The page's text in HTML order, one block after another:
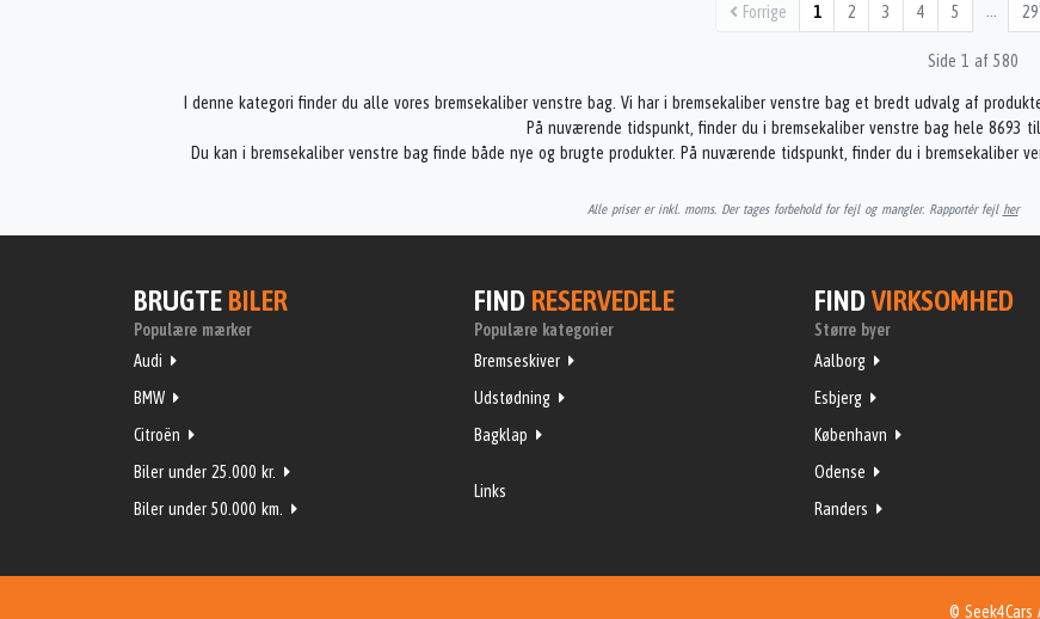
Forrige 1 2 3 4 5
Side 1 af 580
I denne kategori finder du alle vores bremsekaliber venstre bag. Vi har i bremsekaliber venstre bag et bredt udvalg af
På nuværende tidspunkt, finder du i bremsekaliber venstre bag hele 8693
Du kan i bremsekaliber venstre bag finde både nye og brugte produkter. På nuværende tidspunkt, finder du i bremsekaliber
Alle priser er inkl. moms. Der tages forbehold for fejl og mangler. Rapportér fejl her
BRUGTE BILER
Populære mærker
Audi
BMW
Citroën
Biler under 25.000 kr.
Biler under 50.000 km.
FIND RESERVEDELE
Populære kategorier
Bremseskiver
Udstødning
Bagklap
Links
FINDVIRKSOMHED
Større byer
Aalborg
Esbjerg
København
Odense
Randers
©